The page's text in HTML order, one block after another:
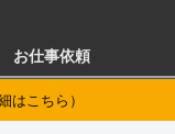
お仕事依頼
はこちら）